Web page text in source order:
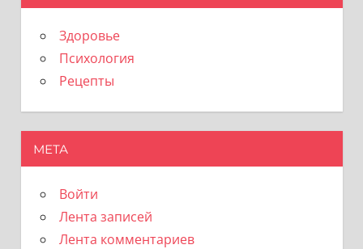
Здоровье
Психология
Рецепты
МЕТА
Войти
Лента записей
Лента комментариев